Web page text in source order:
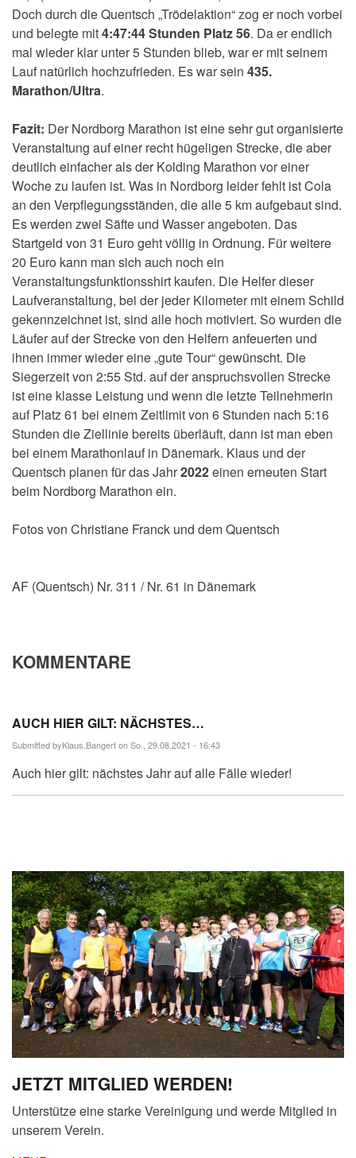
Doch durch die Quentsch „Trödelaktion“ zog er noch vorbei
und belegte mit4:47:44 Stunden Platz 56. Da er endlich
mal wieder klar unter 5 Stunden blieb, war er mit seinem
Lauf natürlich hochzufrieden. Es war sein 435.
Marathon/Ultra.
Fazit: Der Nordborg Marathon ist eine sehr gut organisierte
Veranstaltung auf einer recht hügeligen Strecke, die aber
deutlich einfacher als der Kolding Marathon vor einer
Woche zu laufen ist. Was in Nordborg leider fehlt ist Cola
an den Verpflegungsständen, die alle 5 km aufgebaut sind.
Es werden zwei Säfte und Wasser angeboten. Das
Startgeld von 31 Euro geht völlig in Ordnung. Für weitere
20 Euro kann man sich auch noch ein
Veranstaltungsfunktionsshirt kaufen. Die Helfer dieser
Laufveranstaltung, bei der jeder Kilometer mit einem Schild
gekennzeichnet ist, sind alle hoch motiviert. So wurden die
Läufer auf der Strecke von den Helfern anfeuerten und
ihnen immer wieder eine „gute Tour“ gewünscht. Die
Siegerzeit von 2:55 Std. auf der anspruchsvollen Strecke
ist eine klasse Leistung und wenn die letzte Teilnehmerin
auf Platz 61 bei einem Zeitlimit von 6 Stunden nach 5:16
Stunden die Ziellinie bereits überläuft, dann ist man eben
bei einem Marathonlauf in Dänemark. Klaus und der
Quentsch planen für das Jahr2022einen erneuten Start
beim Nordborg Marathon ein.
Fotos von Christiane Franck und dem Quentsch
AF (Quentsch) Nr. 311 / Nr. 61 in Dänemark
KOMMENTARE
AUCH HIER GILT: NÄCHSTES…
Submitted byKlaus.Bangerton So., 29.08.2021 - 16:43
Auch hier gilt: nächstes Jahr auf alle Fälle wieder!
JETZT MITGLIED WERDEN!
Unterstütze eine starke Vereinigung und werde Mitglied in
unserem Verein.